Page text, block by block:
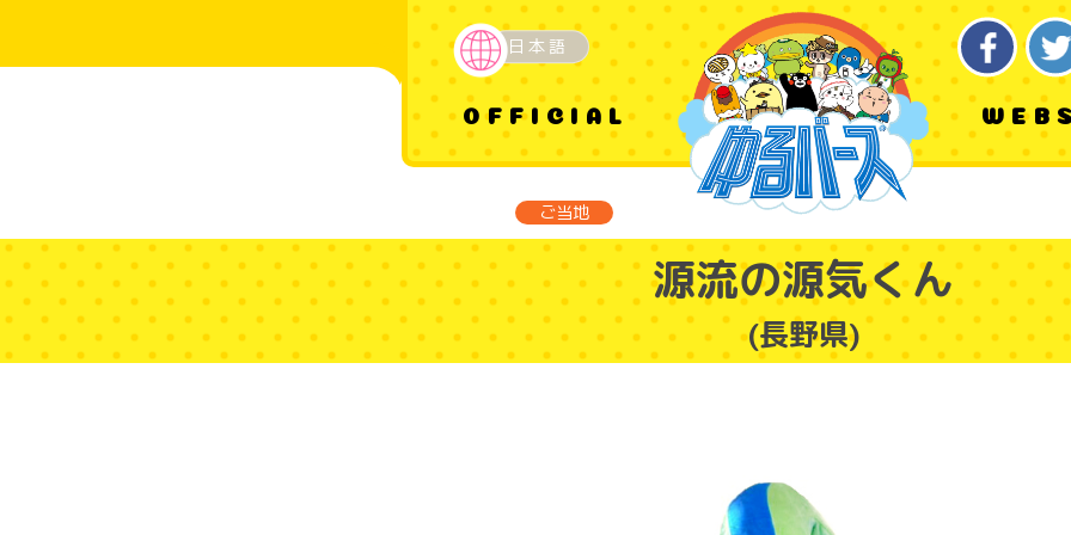
OFFICIAL
日本語
ご当地
源流の源気くん
(長野県)